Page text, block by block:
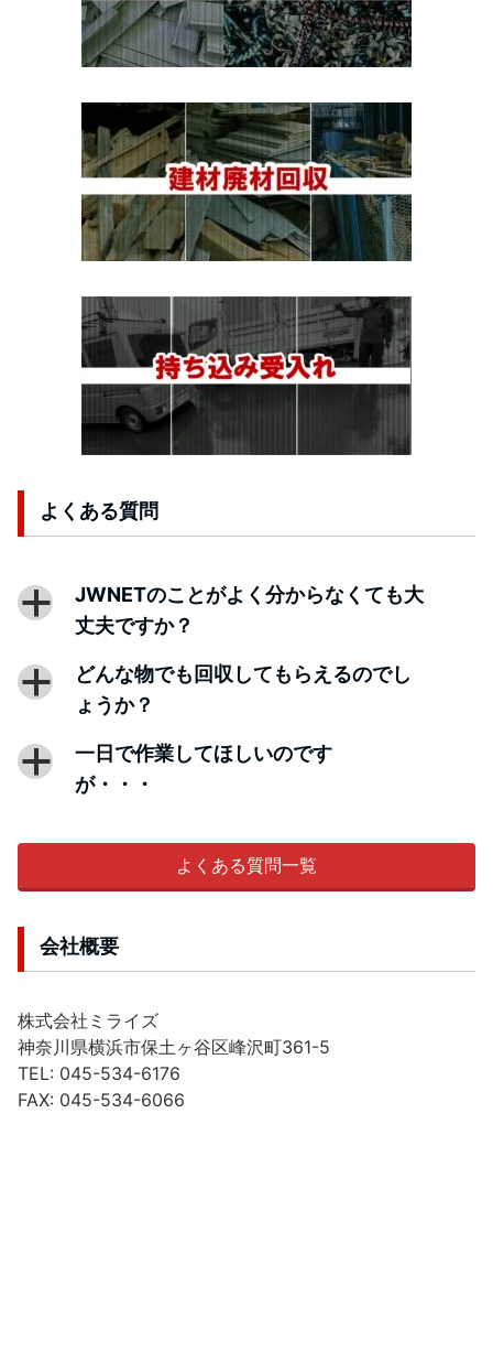
よくある質問
a
JWNETのことがよく分からなくても大
丈夫ですか？
a
どんな物でも回収してもらえるのでし
ょうか？
a
一日で作業してほしいのです
が・・・
よくある質問一覧
会社概要
株式会社ミライズ
神奈川県横浜市保土ヶ谷区峰沢町361-5
TEL: 045-534-6176
FAX: 045-534-6066